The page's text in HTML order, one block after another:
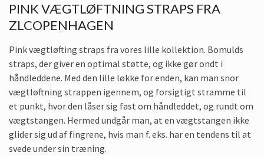
PINK VÆGTLØFTNING STRAPS FRA
ZLCOPENHAGEN
Pink vægtløfting straps fra vores lille kollektion. Bomulds
straps, der giver en optimal støtte, og ikke gør ondt i
håndleddene. Med den lille løkke for enden, kan man snor
vægtløftning strappen igennem, og forsigtigt stramme til
et punkt, hvor den låser sig fast om håndleddet, og rundt om
vægtstangen. Hermed undgår man, at en vægtstangen ikke
glider sig ud af fingrene, hvis man f. eks. har en tendens til at
svede under sin træning.